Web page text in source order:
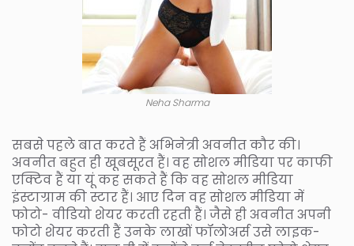
Neha Sharma
सबसे पहले बात करते हैं अभिनेत्री अवनीत कौर की।
अवनीत बहुत ही खूबसूरत हैं। वह सोशल मीडिया पर काफी
एक्टिव हैं या यूं कह सकते हैं कि वह सोशल मीडिया
इंस्टाग्राम की स्टार हैं। आए दिन वह सोशल मीडिया में
फोटो- वीडियो शेयर करती रहती हैं। जैसे ही अवनीत अपनी
फोटो शेयर करती हैं उनके लाखों फॉलोअर्स उसे लाइक-